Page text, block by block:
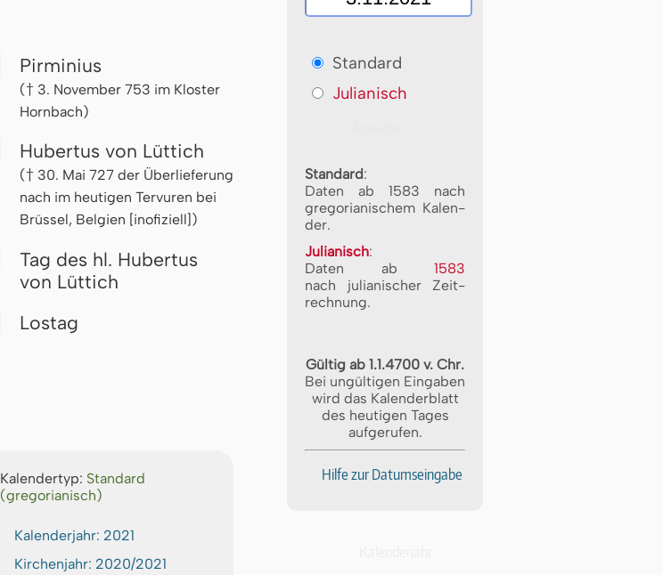
Pirminius
(† 3. November 753 im Kloster
Hornbach)
Hubertus von Lüttich
(† 30. Mai 727 der Überlieferung
nach im heutigen Tervuren bei
Brüssel, Belgien [inofiziell])
Tag des hl. Hubertus
von Lüttich
Lostag
Kalendertyp: Standard
(gregorianisch)
Kalenderjahr: 2021
Kirchenjahr: 2020/2021
Standard
Julianisch
Standard:
Daten ab 1583 nach
gre­go­ri­a­ni­schem Ka­len­
der.
Julianisch:
Daten ab 1583
nach ju­li­a­ni­scher Zeit­
rech­nung.
Gültig ab 1.1.4700 v. Chr.
Bei ungültigen Eingaben
wird das Kalenderblatt
des heutigen Tages
aufgerufen.
Hilfe zur Datumseingabe